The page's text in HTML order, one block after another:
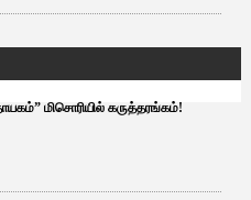
மிசொரியில் கருத்தரங்கம்!